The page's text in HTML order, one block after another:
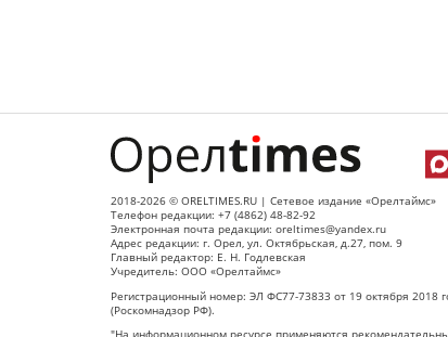
2018-2026 © ORELTIMES.RU | Сетевое издание «Орелтаймс»
Телефон редакции: +7 (4862) 48-82-92
Электронная почта редакции: oreltimes@yandex.ru
Адрес редакции: г. Орел, ул. Октябрьская, д.27, пом. 9
Главный редактор: Е. Н. Годлевская
Учредитель: ООО «Орелтаймс»
Регистрационный номер: ЭЛ ФС77-73833 от 19 октября 2018
(Роскомнадзор РФ).